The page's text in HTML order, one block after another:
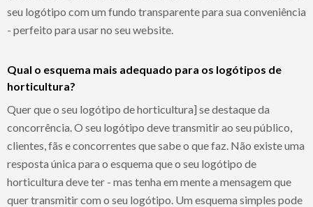
seu logótipo com um fundo transparente para sua conveniência
- perfeito para usar no seu website.
Qual o esquema mais adequado para os logótipos de
horticultura?
Quer que o seu logótipo de horticultura] se destaque da
concorrência. O seu logótipo deve transmitir ao seu público,
clientes, fãs e concorrentes que sabe o que faz. Não existe uma
resposta única para o esquema que o seu logótipo de
horticultura deve ter - mas tenha em mente a mensagem que
quer transmitir com o seu logótipo. Um esquema simples pode